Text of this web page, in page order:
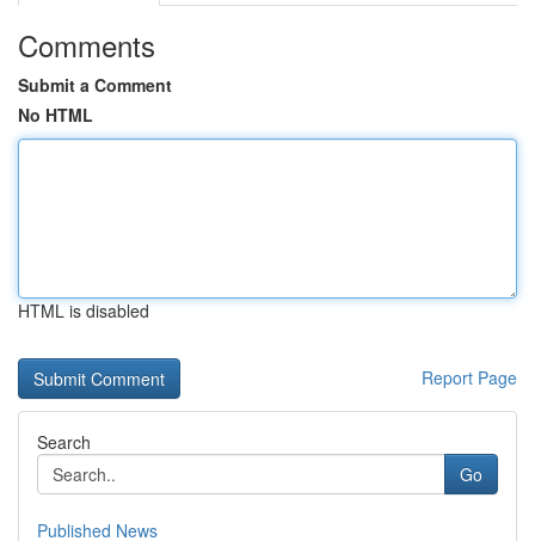
Comments
Submit a Comment
No HTML
HTML is disabled
Report Page
Search
Go
Published News